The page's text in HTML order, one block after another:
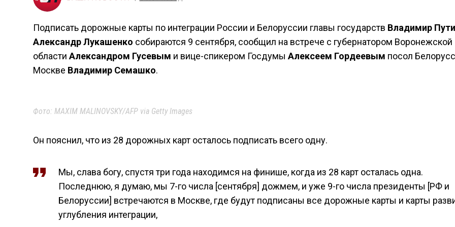
Подписать дорожные карты по интеграции России и Белоруссии главы государств Владимир
Александр Лукашенко собираются 9 сентября, сообщил на встрече с губернатором Воронежской
области Александром Гусевым и вице-спикером Госдумы Алексеем Гордеевым посол
Москве Владимир Семашко.
Фото: MAXIM MALINOVSKY/AFP via Getty Images
Он пояснил, что из 28 дорожных карт осталось подписать всего одну.
Мы, слава богу, спустя три года находимся на финише, когда из 28 карт осталась одна.
Последнюю, я думаю, мы 7-го числа [сентября] дожмем, и уже 9-го числа президенты [РФ и
Белоруссии] встречаются в Москве, где будут подписаны все дорожные карты и карты
углубления интеграции,